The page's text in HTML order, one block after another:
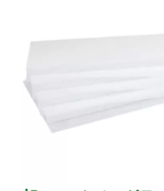
お問い合わせ